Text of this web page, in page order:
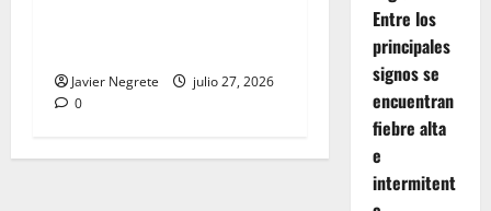
Javier Negrete
julio 27, 2026
0
Entre los
principales
signos se
encuentran
fiebre alta
e
intermitent